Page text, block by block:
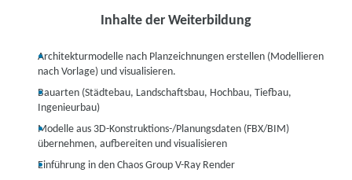
Inhalte der Weiterbildung
Architekturmodelle nach Planzeichnungen erstellen (Modellieren
nach Vorlage) und visualisieren.
Bauarten (Städtebau, Landschaftsbau, Hochbau, Tiefbau,
Ingenieurbau)
Modelle aus 3D-Konstruktions-/Planungsdaten (FBX/BIM)
übernehmen, aufbereiten und visualisieren
Einführung in den Chaos Group V-Ray Render